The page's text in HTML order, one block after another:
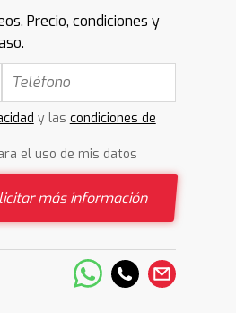
Precio, condiciones y
y las condiciones de
el uso de mis datos
más información